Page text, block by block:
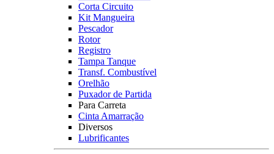
Corta Circuito
Kit Mangueira
Pescador
Rotor
Registro
Tampa Tanque
Transf. Combustível
Orelhão
Puxador de Partida
Para Carreta
Cinta Amarração
Diversos
Lubrificantes